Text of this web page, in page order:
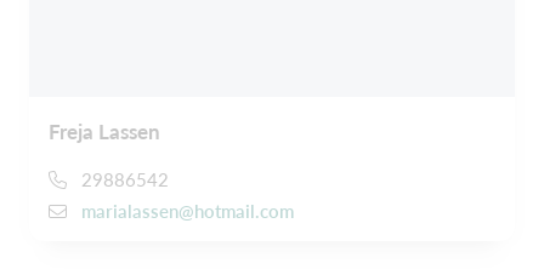
Freja Lassen
29886542
marialassen@hotmail.com